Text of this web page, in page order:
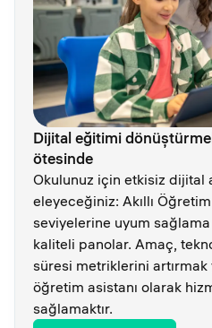
Dijital eğitimi
ötesinde
Okulunuz için etkisiz dijital
eleyeceğiniz: Akıllı
seviyelerine uyum
kaliteli panolar. Amaç,
süresi metriklerini
öğretim asistanı olarak
sağlamaktır.